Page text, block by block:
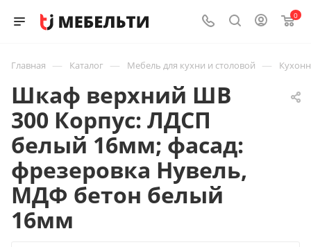
0
Главная — Каталог — Мебель для кухни и столовой —
Шкаф верхний ШВ
300 Корпус: ЛДСП
белый 16мм; фасад:
фрезеровка Нувель,
МДФ бетон белый
16мм